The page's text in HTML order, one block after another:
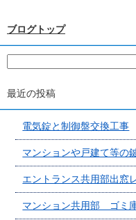
ブログトップ
最近の投稿
電気錠と制御盤交換工事
マンションや戸建て等の
エントランス共用部出窓
マンション共用部 ゴミ